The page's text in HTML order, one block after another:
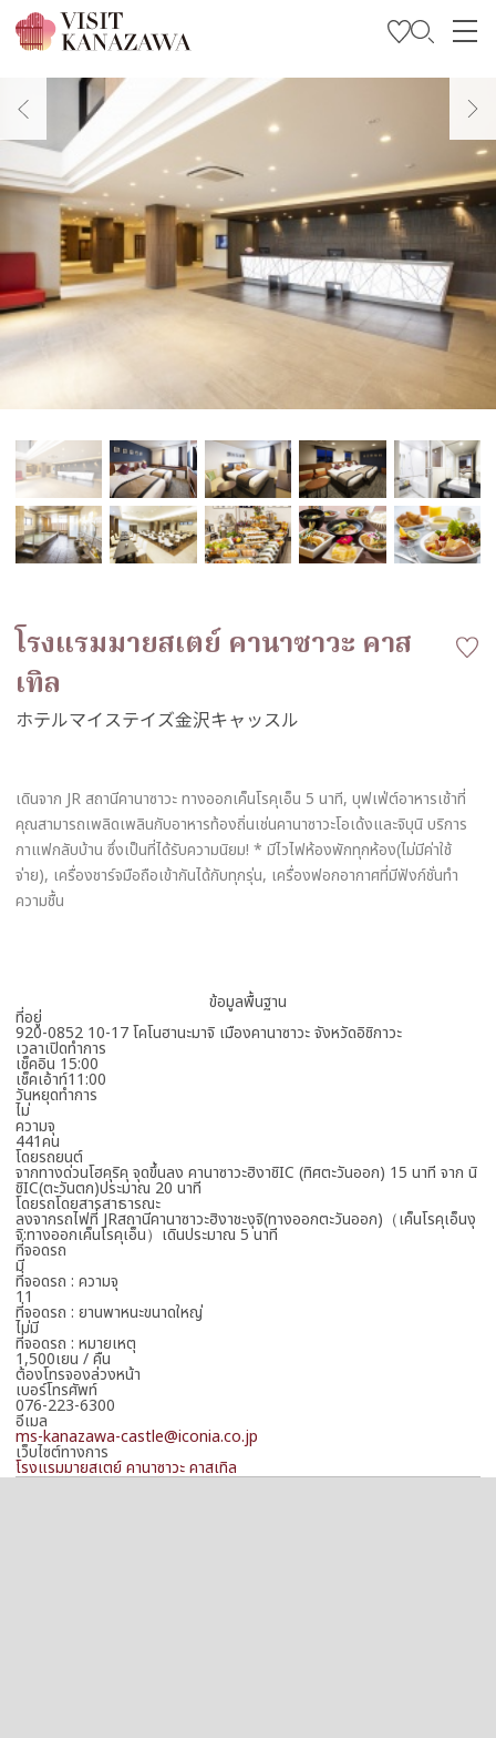
บทความพิเศษ
สถานที่ท่องเที่ยว
วางแผนการท่องเที่ยวของคุณ
Travel Trade and Media
Languages
โรงแรมมายสเตย์ คานาซาวะ คาส
เทิล
เดินจาก JR สถานีคานาซาวะ ทางออกเค็นโรคุเอ็น 5 นาที, บุฟเฟ่ต์อาหารเช้าที่
คุณสามารถเพลิดเพลินกับอาหารท้องถิ่นเช่นคานาซาวะโอเด้งและจิบุนิ บริการ
กาแฟกลับบ้าน ซึ่งเป็นที่ได้รับความนิยม! * มีไวไฟห้องพักทุกห้อง(ไม่มีค่าใช้
จ่าย), เครื่องชาร์จมือถือเข้ากันได้กับทุกรุ่น, เครื่องฟอกอากาศที่มีฟังก์ชั่นทำ
ความชื้น
ข้อมูลพื้นฐาน
ที่อยู่
920-0852 10-17 โคโนฮานะมาจิ เมืองคานาซาวะ จังหวัดอิชิกาวะ
เวลาเปิดทำการ
เช็คอิน 15:00
เช็คเอ้าท์11:00
วันหยุดทำการ
ไม่
ความจุ
441คน
โดยรถยนต์
จากทางด่วนโฮคุริคุ จุดขึ้นลง คานาซาวะฮิงาชิIC (ทิศตะวันออก) 15 นาที จาก นิ
ชิIC(ตะวันตก)ประมาณ 20 นาที
โดยรถโดยสารสาธารณะ
ลงจากรถไฟที่ JRสถานีคานาซาวะฮิงาชะงุจิ(ทางออกตะวันออก)（เค็นโรคุเอ็นงุ
จิ:ทางออกเค็นโรคุเอ็น）เดินประมาณ 5 นาที
ที่จอดรถ
มี
ที่จอดรถ : ความจุ
11
ที่จอดรถ : ยานพาหนะขนาดใหญ่
ไม่มี
ที่จอดรถ : หมายเหตุ
1,500เยน / คืน
ต้องโทรจองล่วงหน้า
เบอร์โทรศัพท์
076-223-6300
อีเมล
ms-kanazawa-castle@iconia.co.jp
เว็บไซต์ทางการ
โรงแรมมายสเตย์ คานาซาวะ คาสเทิล